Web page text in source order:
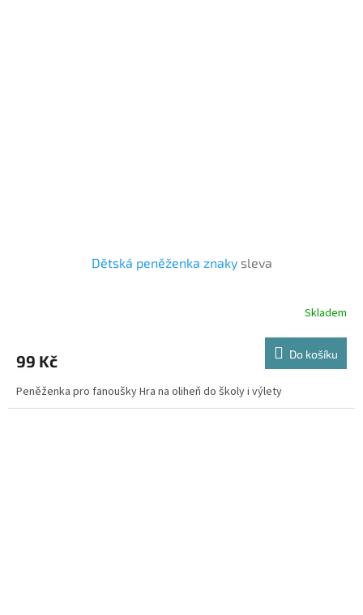
Dětská peněženka znaky sleva
Skladem
99 Kč Do košíku
Peněženka pro fanoušky Hra na oliheň do školy i výlety